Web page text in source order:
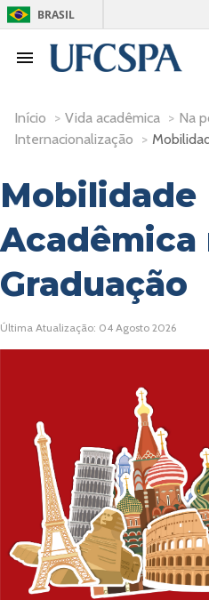
BRASIL
Início > Vida acadêmica > Na
Internacionalização >
Mobilidade
Acadêmica
Graduação
Última Atualização: 04 Agosto 2026